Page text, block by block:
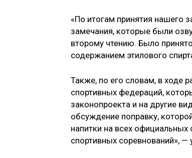
«По итогам принятия нашего
замечания, которые были
второму чтению. Было
содержанием этилового
Также, по его словам, в ходе
спортивных федераций,
законопроекта и на другие
обсуждение поправку,
напитки на всех
спортивных соревнований», —